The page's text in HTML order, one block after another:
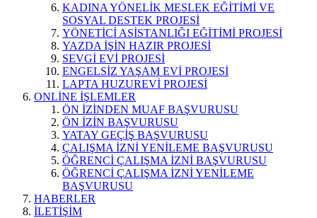
KADINA YÖNELİK MESLEK EĞİTİMİ VE
SOSYAL DESTEK PROJESİ
YÖNETİCİ ASİSTANLIĞI EĞİTİMİ PROJESİ
YAZDA İŞİN HAZIR PROJESİ
SEVGİ EVİ PROJESİ
ENGELSİZ YAŞAM EVİ PROJESİ
LAPTA HUZUREVİ PROJESİ
ONLİNE İŞLEMLER
ÖN İZİNDEN MUAF BAŞVURUSU
ÖN İZİN BAŞVURUSU
YATAY GEÇİŞ BAŞVURUSU
ÇALIŞMA İZNİ YENİLEME BAŞVURUSU
ÖĞRENCİ ÇALIŞMA İZNİ BAŞVURUSU
ÖĞRENCİ ÇALIŞMA İZNİ YENİLEME
BAŞVURUSU
HABERLER
İLETİŞİM